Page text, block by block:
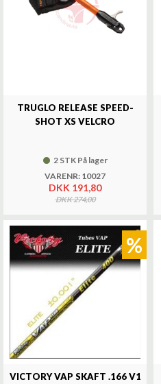
TRUGLO RELEASE SPEED-
SHOT XS VELCRO
2 STK På lager
VARENR: 10027
DKK 191,80
DKK 274,00
VICTORY VAP SKAFT .166 V1
%